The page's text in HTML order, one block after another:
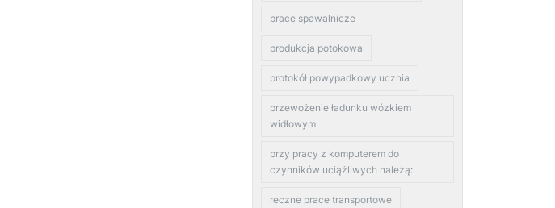
prace spawalnicze
produkcja potokowa
protokół powypadkowy ucznia
przewożenie ładunku wózkiem
widłowym
przy pracy z komputerem do
czynników uciążliwych należą:
reczne prace transportowe